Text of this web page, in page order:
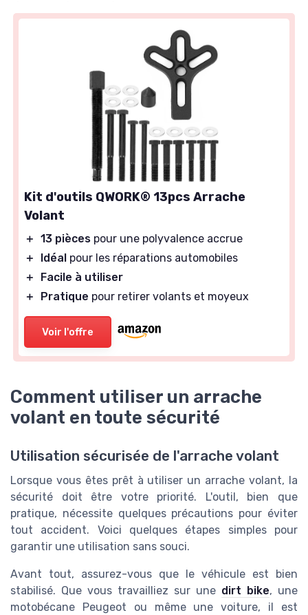
Kit d'outils QWORK® 13pcs Arrache
Volant
＋ 13 pièces pour une polyvalence accrue
＋
Idéal pour les réparations automobiles
＋
Facile à utiliser
＋
Pratique pour retirer volants et moyeux
Voir l'offre
Comment utiliser un arrache
volant en toute sécurité
Utilisation sécurisée de l'arrache volant
Lorsque vous êtes prêt à utiliser un arrache volant, la
sécurité doit être votre priorité. L'outil, bien que
pratique, nécessite quelques précautions pour éviter
tout accident. Voici quelques étapes simples pour
garantir une utilisation sans souci.
Avant tout, assurez-vous que le véhicule est bien
stabilisé. Que vous travailliez sur une dirt bike, une
motobécane Peugeot ou même une voiture, il est